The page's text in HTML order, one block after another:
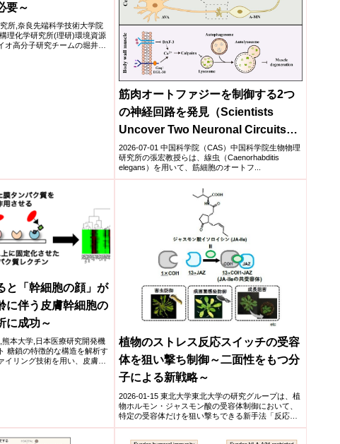
要～
所,奈良先端科学技術大学院
理化学研究所(理研)環境資源
オ高分子研究チームの堀井陽
筋肉オートファジーを制御する2つ
の神経回路を発見（Scientists
Uncover Two Neuronal Circuits
Orchestrating Muscle
Autophagy）
2026-07-01 中国科学院（CAS）中国科学院生物物理
研究所の張宏教授らは、線虫（Caenorhabditis
elegans）を用いて、筋細胞のオートフ...
と「幹細胞の顔」が
に伴う皮膚幹細胞の
に成功～
本大学,日本医療研究開発機
糖鎖の特徴的な構造を解析す
イリング技術を用い、皮膚の
植物のストレス反応スイッチの受容
体を狙い撃ち制御～二面性をもつ分
子による新戦略～
2026-01-15 東北大学東北大学の研究グループは、植
物ホルモン・ジャスモン酸の受容体制御において、
特定の受容体だけを狙い撃ちできる新手法「反応性
アンタゴニ...